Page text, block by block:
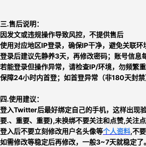
三.售后说明：
因发文或违规操作导致风控，不提供售后
使用对应地区IP登录，确保IP干净，避免关联环
登录后建议先静养3天，再修改密码；账号信息
若能登录但操作异常，请检查IP/环境，勿频繁
保障24小时内首登；如首登异常（非180天封
四.使用建议：
登入Twitter后最好绑定自己的手机，这样出现
要.、重要、重要),未换绑不要关注和点赞,关注
登入后不要立刻修改用户名头像等个人资料,不要
如需修改等稳定后再修改，一般3~7天就稳定了